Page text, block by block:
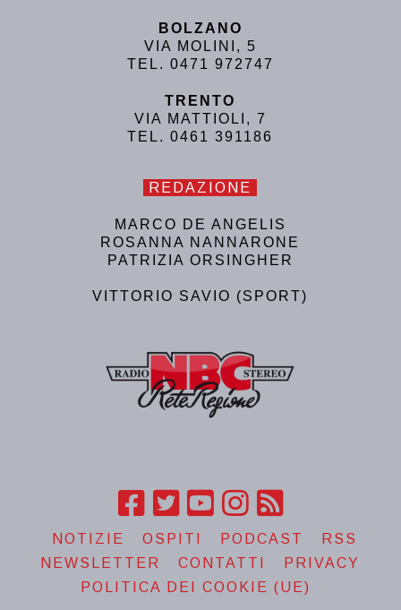
BOLZANO
VIA MOLINI, 5
TEL. 0471 972747
TRENTO
VIA MATTIOLI, 7
TEL. 0461 391186
REDAZIONE
MARCO DE ANGELIS
ROSANNA NANNARONE
PATRIZIA ORSINGHER
VITTORIO SAVIO (SPORT)
NOTIZIE OSPITI PODCAST
RSS
NEWSLETTER
CONTATTI
PRIVACY
POLITICA DEI COOKIE (UE)